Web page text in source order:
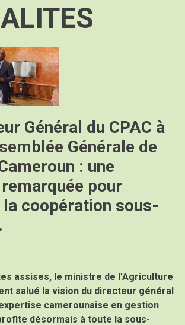
Général du CPAC à
Générale de
: une
pour
coopération sous-
assises, le ministre de l’Agriculture
salué la vision du directeur général
camerounaise en gestion
désormais à toute la sous-